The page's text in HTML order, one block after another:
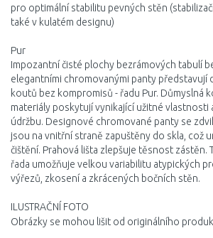
pro optimální stabilitu pevných stěn
také v kulatém designu)
Pur
Impozantní čisté plochy bezrámových tabulí
elegantními chromovanými panty představují
koutů bez kompromisů - řadu Pur. Důmyslná
materiály poskytují vynikající užitné vlastnosti
údržbu. Designové chromované panty se
jsou na vnitřní straně zapuštěny do skla, což
čištění. Prahová lišta zlepšuje těsnost zástěn.
řada umožňuje velkou variabilitu atypických
výřezů, zkosení a zkrácených bočních stěn.
ILUSTRAČNÍ FOTO
Obrázky se mohou lišit od originálního